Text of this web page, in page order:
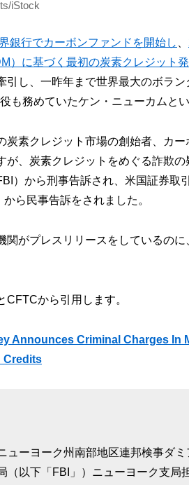
iStock
銀行でカーボンファンドを開始し 、
）に基づく最初の炭素クレジット
引し、一昨年まで世界最大のボラ
も務めていたケン・ニューカムと
炭素クレジット市場の創始者、カ
が、炭素クレジットをめぐる詐欺
）から刑事告訴され、米国証券取
ら民事告訴をされました。
関がプレスリリースをしているの
CFTCから引用します。
Announces Criminal Charges In
Credits
ューヨーク州南部地区連邦検事ダ
（以下「FBI」）ニューヨーク支局